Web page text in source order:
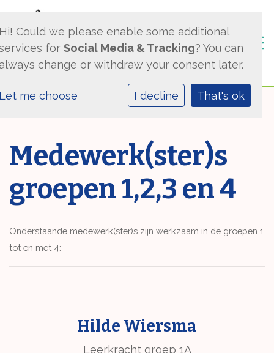
Medewerk(ster)s
groepen 1,2,3 en 4
Onderstaande medewerk(ster)s zijn werkzaam in de groepen 1
tot en met 4:
Hilde Wiersma
Leerkracht groep 1A
Could we please enable some additional
for Social Media & Tracking? You can
change or withdraw your consent later.
me choose I decline That's ok